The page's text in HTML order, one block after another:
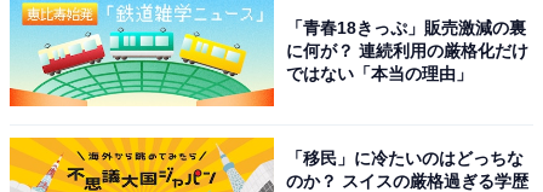
「青春18きっぷ」販売激減の裏
に何が？ 連続利用の厳格化だけ
ではない「本当の理由」
「移民」に冷たいのはどっちな
のか？ スイスの厳格過ぎる学歴